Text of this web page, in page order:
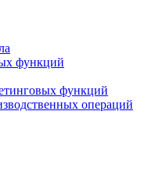
функций
функций
операций